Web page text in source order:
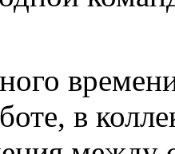
в